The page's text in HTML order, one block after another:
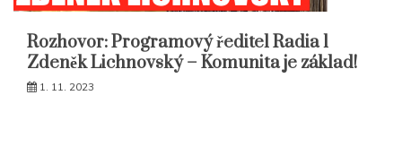
Rozhovor: Programový ředitel Radia 1
Zdeněk Lichnovský – Komunita je základ!
1. 11. 2023